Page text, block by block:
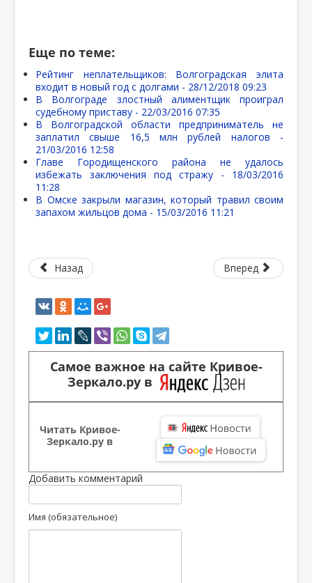
Еще по теме:
Рейтинг неплательщиков: Волгоградская элита
входит в новый год с долгами - 28/12/2018 09:23
В Волгограде злостный алиментщик проиграл
судебному приставу - 22/03/2016 07:35
В Волгоградской области предприниматель не
заплатил свыше 16,5 млн рублей налогов -
21/03/2016 12:58
Главе Городищенского района не удалось
избежать заключения под стражу - 18/03/2016
11:28
В Омске закрыли магазин, который травил своим
запахом жильцов дома - 15/03/2016 11:21
Назад Вперед
Самое важное на сайте Кривое-
Зеркало.ру в
Читать Кривое-
Зеркало.ру в
Добавить комментарий
Имя (обязательное)